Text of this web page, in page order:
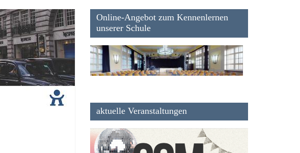
Online-Angebot zum Kennenlernen
unserer Schule
aktuelle Veranstaltungen